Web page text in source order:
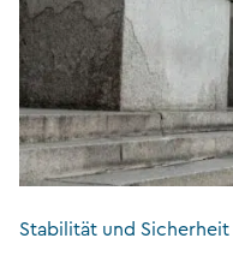
Stabilität und Sicherheit